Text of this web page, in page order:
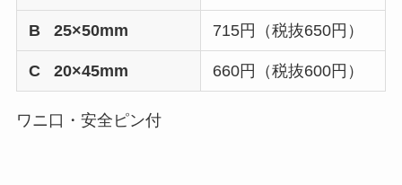
B 25×50mm 715円（税抜650円）
C 20×45mm 660円（税抜600円）
ワニ口・安全ピン付